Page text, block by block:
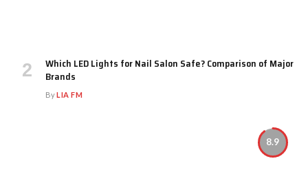
Which LED Lights for Nail Salon Safe? Comparison of Major
Brands
ByLIA FM
8.9